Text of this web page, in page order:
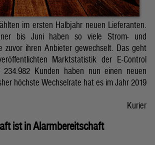
im ersten Halbjahr neuen Lieferanten.
bis Juni haben so viele Strom- und
zuvor ihren Anbieter gewechselt. Das geht
Marktstatistik der E-Control
234.982 Kunden haben nun einen neuen
höchste Wechselrate hat es im Jahr 2019
Kurier
ist in Alarmbereitschaft